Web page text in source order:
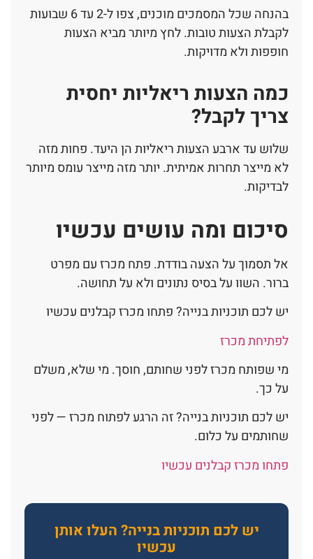
בהנחה שכל המסמכים מוכנים, צפו ל-2 עד 6 שבועות
לקבלת הצעות טובות. לחץ מיותר מביא הצעות
חופפות ולא מדויקות.
כמה הצעות ריאליות יחסית
צריך לקבל?
שלוש עד ארבע הצעות ריאליות הן היעד. פחות מזה
לא מייצר תחרות אמיתית. יותר מזה מייצר עומס מיותר
לבדיקות.
סיכום ומה עושים עכשיו
אל תסמוך על הצעה בודדת. פתח מכרז עם מפרט
ברור. השוו על בסיס נתונים ולא על תחושה.
יש לכם תוכניות בנייה? פתחו מכרז קבלנים עכשיו
לפתיחת מכרז
מי שפותח מכרז לפני שחותם, חוסך. מי שלא, משלם
על כך.
יש לכם תוכניות בנייה? זה הרגע לפתוח מכרז — לפני
שחותמים על כלום.
פתחו מכרז קבלנים עכשיו
יש לכם תוכניות בנייה? העלו אותן
עכשיו